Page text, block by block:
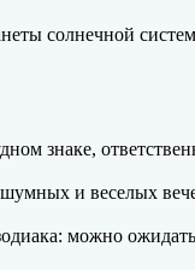
солнечной
знаке,
и веселых
можно